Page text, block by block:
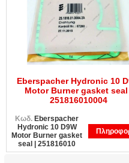
Eberspacher Hydronic 10
Motor Burner gasket
251816010004
Κωδ. Eberspacher
Hydronic 10 D9W
Motor Burner gasket
seal | 251816010